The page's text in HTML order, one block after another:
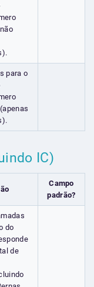
para o
IC)
Campo
padrão?
do
de